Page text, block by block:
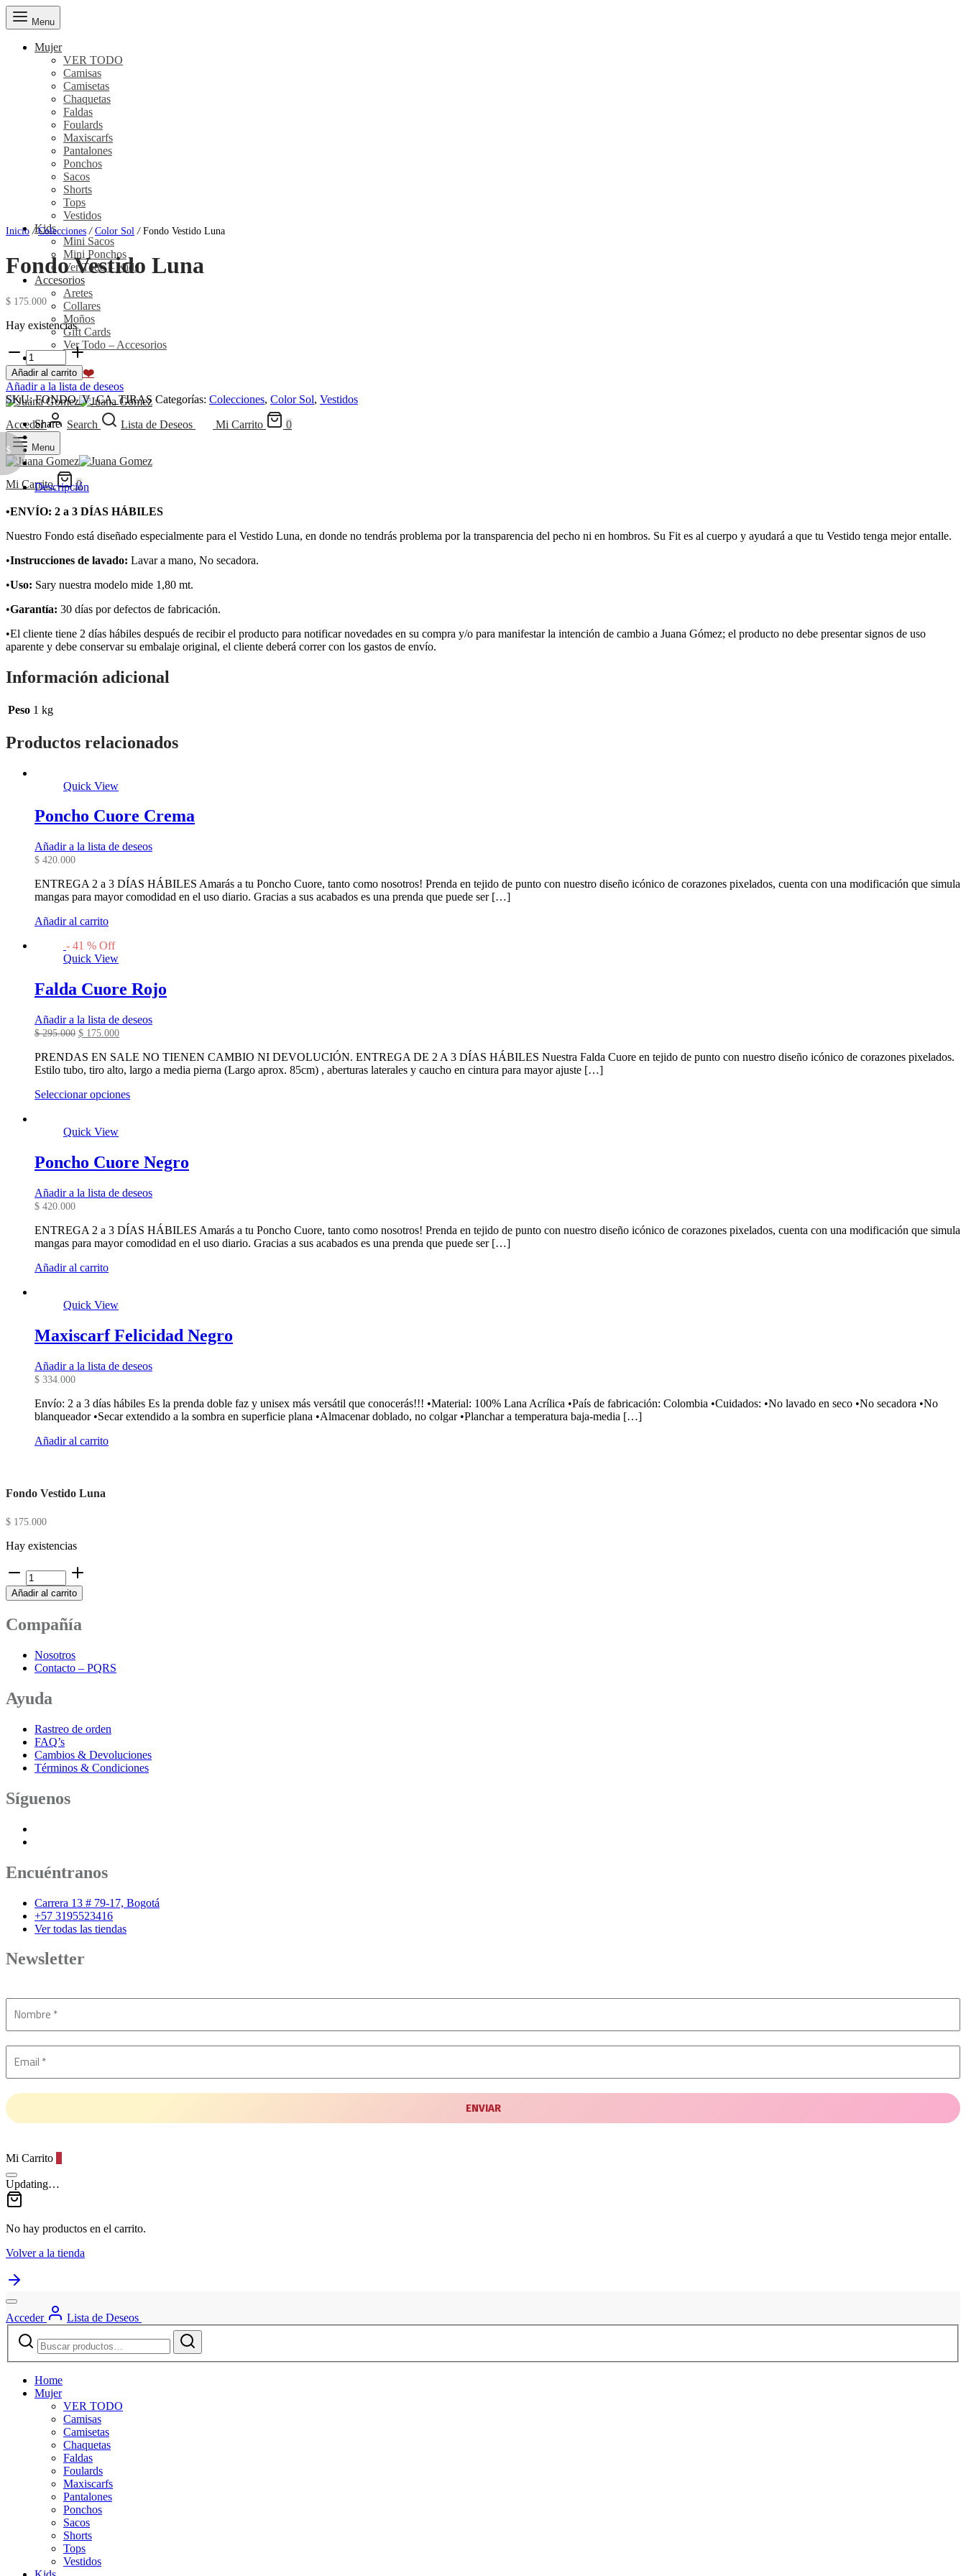
$
Menu
Mujer
VER TODO
Camisas
Camisetas
Chaquetas
Faldas
Foulards
Maxiscarfs
Pantalones
Ponchos
Sacos
Shorts
Tops
Vestidos
Kids
Mini Sacos
Mini Ponchos
Ver Todo – Kids
Accesorios
Aretes
Collares
Moños
Gift Cards
Ver Todo – Accesorios
❤️ SALE ❤️
Acceder Search Lista de Deseos Mi Carrito 0
Menu
Mi Carrito 0
Inicio / Colecciones / Color Sol /Fondo Vestido Luna
Fondo Vestido Luna
$ 175.000
Hay existencias
Fondo
Vestido
Luna
cantidad
Añadir al carrito
Añadir a la lista de deseos
SKU:FONDO_V_CA_TIRAS Categorías: Colecciones, Color Sol, Vestidos
Share
Descripción
•ENVÍO: 2 a 3 DÍAS HÁBILES
Nuestro Fondo está diseñado especialmente para el Vestido Luna, en donde no tendrás problema por la transparencia del pecho ni en hombros. Su Fit es al cuerpo y ayudará a que tu Vestido tenga mejor entalle.
•Instrucciones de lavado: Lavar a mano, No secadora.
•Uso: Sary nuestra modelo mide 1,80 mt.
•Garantía: 30 días por defectos de fabricación.
•El cliente tiene 2 días hábiles después de recibir el producto para notificar novedades en su compra y/o para manifestar la intención de cambio a Juana Gómez; el producto no debe presentar signos de uso
aparente y debe conservar su embalaje original, el cliente deberá correr con los gastos de envío.
Información adicional
Peso 1 kg
Productos relacionados
Quick View
Poncho Cuore Crema
Añadir a la lista de deseos
$ 420.000
ENTREGA 2 a 3 DÍAS HÁBILES Amarás a tu Poncho Cuore, tanto como nosotros! Prenda en tejido de punto con nuestro diseño icónico de corazones pixelados, cuenta con una modificación que simula
mangas para mayor comodidad en el uso diario. Gracias a sus acabados es una prenda que puede ser […]
Añadir al carrito
- 41 % Off
Quick View
Falda Cuore Rojo
Añadir a la lista de deseos
$295.000 El
original
era:
$ 295.000.
$ 175.000El
actual
es:
$ 175.000.
PRENDAS EN SALE NO TIENEN CAMBIO NI DEVOLUCIÓN. ENTREGA DE 2 A 3 DÍAS HÁBILES Nuestra Falda Cuore en tejido de punto con nuestro diseño icónico de corazones pixelados.
Estilo tubo, tiro alto, largo a media pierna (Largo aprox. 85cm) , aberturas laterales y caucho en cintura para mayor ajuste […]
Seleccionar opcionesEste
Las
opciones
pueden
la
página
Quick View
Poncho Cuore Negro
Añadir a la lista de deseos
$ 420.000
ENTREGA 2 a 3 DÍAS HÁBILES Amarás a tu Poncho Cuore, tanto como nosotros! Prenda en tejido de punto con nuestro diseño icónico de corazones pixelados, cuenta con una modificación que simula
mangas para mayor comodidad en el uso diario. Gracias a sus acabados es una prenda que puede ser […]
Añadir al carrito
Quick View
Maxiscarf Felicidad Negro
Añadir a la lista de deseos
$ 334.000
Envío: 2 a 3 días hábiles Es la prenda doble faz y unisex más versátil que conocerás!!! •Material: 100% Lana Acrílica •País de fabricación: Colombia •Cuidados: •No lavado en seco •No secadora •No
blanqueador •Secar extendido a la sombra en superficie plana •Almacenar doblado, no colgar •Planchar a temperatura baja-media […]
Añadir al carrito
Fondo Vestido Luna
$ 175.000
Hay existencias
Fondo
Vestido
Luna
Añadir al carrito
Compañía
Nosotros
Contacto – PQRS
Ayuda
Rastreo de orden
FAQ’s
Cambios & Devoluciones
Términos & Condiciones
Síguenos
Encuéntranos
Carrera 13 # 79-17, Bogotá
+57 3195523416
Ver todas las tiendas
Newsletter
Mi Carrito
Updating…
No hay productos en el carrito.
Volver a la tienda
Acceder
Lista de Deseos
Buscar
por:
Buscar
Home
Mujer
VER TODO
Camisas
Camisetas
Chaquetas
Faldas
Foulards
Maxiscarfs
Pantalones
Ponchos
Sacos
Shorts
Tops
Vestidos